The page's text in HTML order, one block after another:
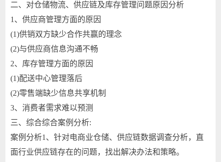
二、对仓储物流、供应链及库存管理问题原因分析
1、供应商管理方面的原因
(1)供销双方缺少合作共赢的理念
(2)与供应商信息沟通不畅
2、库存管理方面的原因
(1)配送中心管理落后
(2)零售端缺少信息共享机制
3、消费者需求难以预测
三、综合综合案例分析:
案例分析1、针对电商业仓储、供应链数据调查分析，直
面行业供应链存在的问题，找出解决办法和策略。